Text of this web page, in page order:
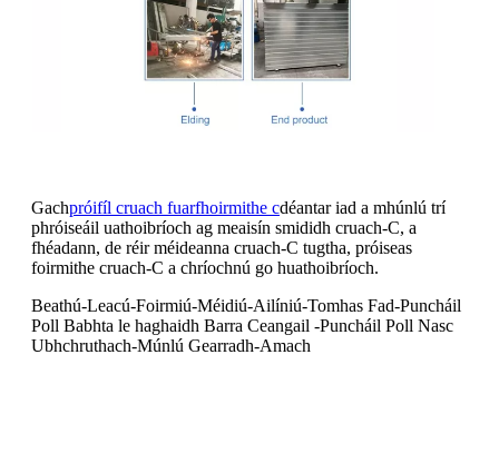
Gachpróifíl cruach fuarfhoirmithe cdéantar iad a mhúnlú trí
phróiseáil uathoibríoch ag meaisín smididh cruach-C, a
fhéadann, de réir méideanna cruach-C tugtha, próiseas
foirmithe cruach-C a chríochnú go huathoibríoch.
Beathú-Leacú-Foirmiú-Méidiú-Ailíniú-Tomhas Fad-Puncháil
Poll Babhta le haghaidh Barra Ceangail -Puncháil Poll Nasc
Ubhchruthach-Múnlú Gearradh-Amach